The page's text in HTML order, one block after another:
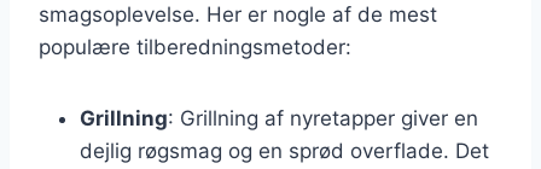
smagsoplevelse. Her er nogle af de mest
populære tilberedningsmetoder:
Grillning: Grillning af nyretapper giver en
dejlig røgsmag og en sprød overflade. Det